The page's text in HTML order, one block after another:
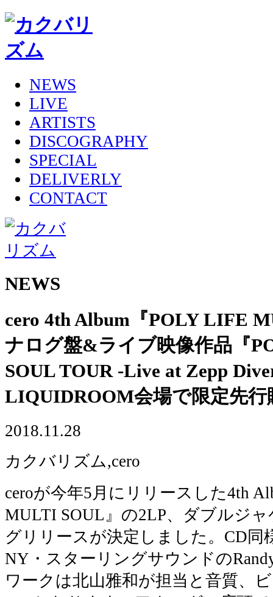
NEWS
LIVE
ARTISTS
DISCOGRAPHY
SPECIAL
DELIVERLY
CONTACT
NEWS
cero 4th Album『POLY LIFE
ナログ盤&ライブ映像作品『
SOUL TOUR -Live at Zepp
LIQUIDROOM会場で限定先行
2018.11.28
カクバリズム,cero
ceroが今年5月にリリースした4th
MULTI SOUL』の2LP、ダブルジ
グリリースが決定しました。CD同
NY・スターリングサウンドの
ワークは北山雅和が担当と音質、